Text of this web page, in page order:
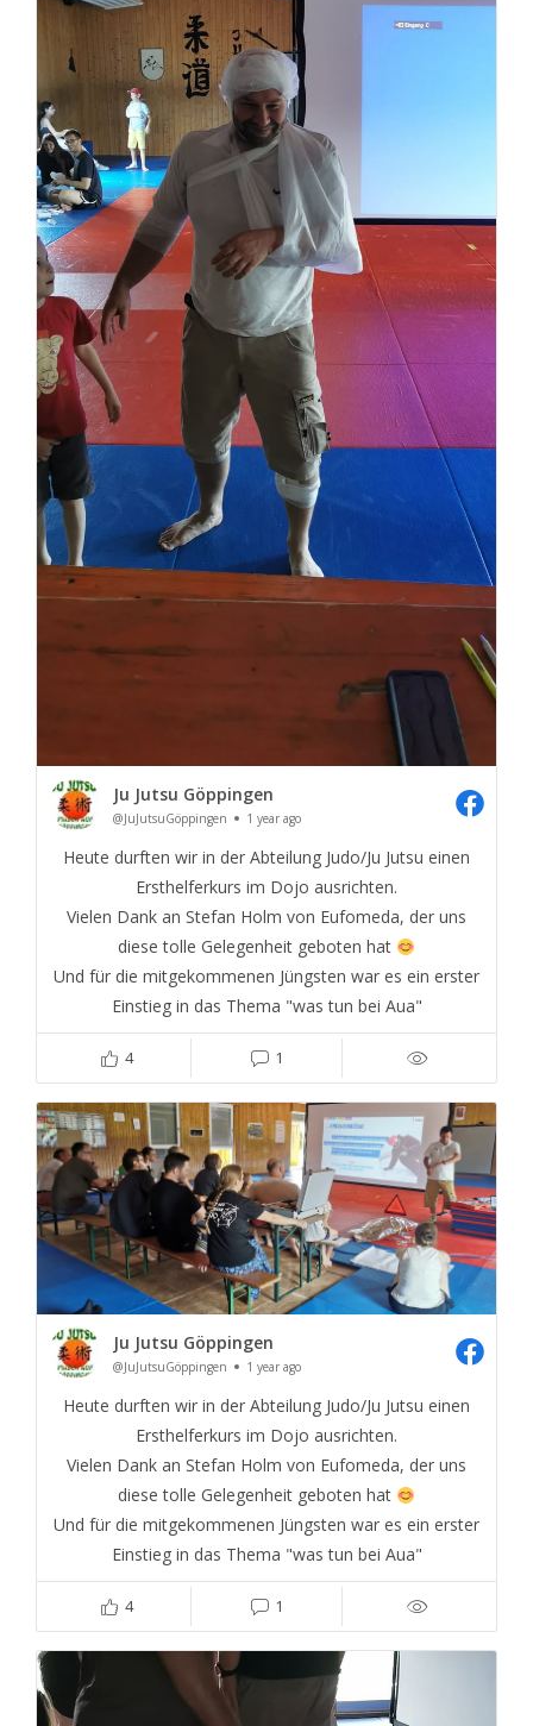
Ju Jutsu Göppingen
@JuJutsuGöppingen 1 year ago
Heute durften wir in der Abteilung Judo/Ju Jutsu einen
Ersthelferkurs im Dojo ausrichten.
Vielen Dank an Stefan Holm von Eufomeda, der uns
diese tolle Gelegenheit geboten hat
Und für die mitgekommenen Jüngsten war es ein erster
Einstieg in das Thema "was tun bei Aua"
4 1
Ju Jutsu Göppingen
@JuJutsuGöppingen 1 year ago
Heute durften wir in der Abteilung Judo/Ju Jutsu einen
Ersthelferkurs im Dojo ausrichten.
Vielen Dank an Stefan Holm von Eufomeda, der uns
diese tolle Gelegenheit geboten hat
Und für die mitgekommenen Jüngsten war es ein erster
Einstieg in das Thema "was tun bei Aua"
4 1